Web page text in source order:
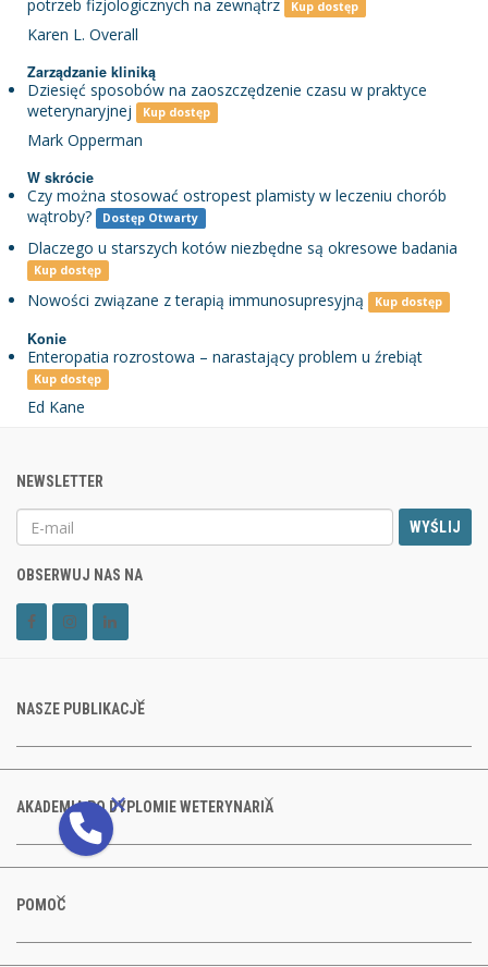
potrzeb fizjologicznych na zewnątrz
Kup dostęp
Karen L. Overall
Zarządzanie kliniką
Dziesięć sposobów na zaoszczędzenie czasu w praktyce
weterynaryjnej
Kup dostęp
Mark Opperman
W skrócie
Czy można stosować ostropest plamisty w leczeniu chorób
wątroby?
Dostęp Otwarty
Dlaczego u starszych kotów niezbędne są okresowe badania
Kup dostęp
Nowości związane z terapią immunosupresyjną Kup dostęp
Konie
Enteropatia rozrostowa – narastający problem u źrebiąt
Kup dostęp
Ed Kane
NEWSLETTER
WYŚLIJ
OBSERWUJ NAS NA
NASZE PUBLIKACJE
AKADEMIA PO DYPLOMIE WETERYNARIA
POMOC